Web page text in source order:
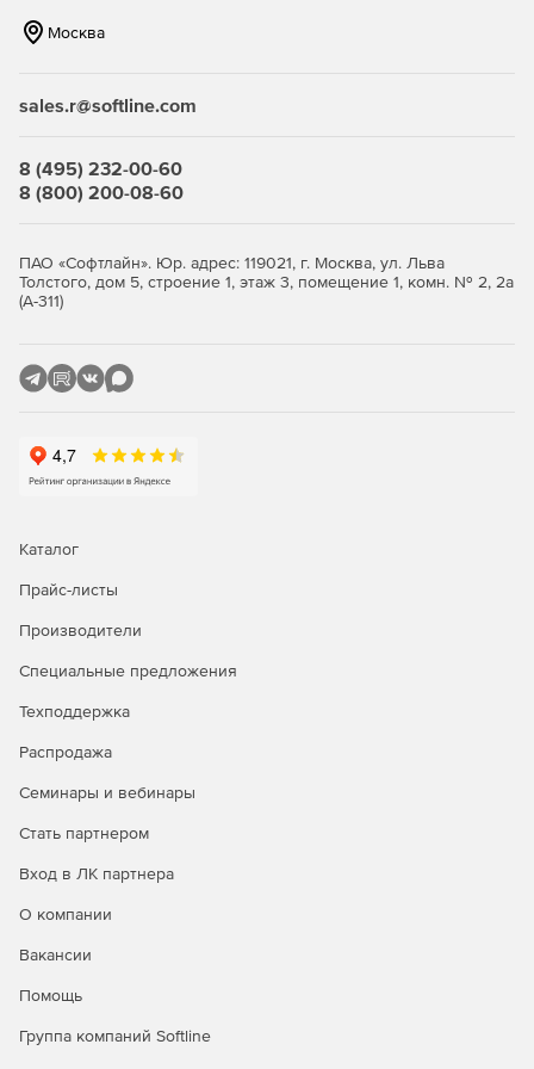
Москва
sales.r@softline.com
8 (495) 232-00-60
8 (800) 200-08-60
ПАО «Софтлайн». Юр. адрес: 119021, г. Москва, ул. Льва
Толстого, дом 5, строение 1, этаж 3, помещение 1, комн. № 2, 2а
(А-311)
Каталог
Прайс-листы
Производители
Специальные предложения
Техподдержка
Распродажа
Семинары и вебинары
Стать партнером
Вход в ЛК партнера
О компании
Вакансии
Помощь
Группа компаний Softline